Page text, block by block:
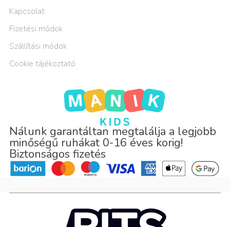
Nálunk garantáltan megtalálja a legjobb
minőségű ruhákat 0-16 éves korig!
Biztonságos fizetés
Kapcsolat
Fizetési módok
Szállítási módok
Cookie tájékoztató